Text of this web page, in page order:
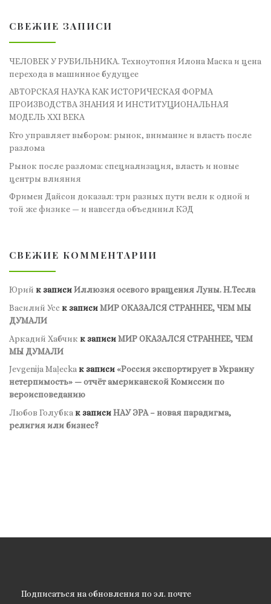
СВЕЖИЕ ЗАПИСИ
ЧЕЛОВЕК У РУБИЛЬНИКА. Техноутопия Илона Маска и цена
перехода в машинное будущее
АВТОРСКАЯ НАУКА КАК ИСТОРИЧЕСКАЯ ФОРМА
ПРОИЗВОДСТВА ЗНАНИЯ И ИНСТИТУЦИОНАЛЬНАЯ
МОДЕЛЬ XXI ВЕКА
Кто управляет выбором: рынок, внимание и власть после
разлома
Рынок после разлома: специализация, власть и новые
центры влияния
Фримен Дайсон доказал: три разных пути вели к одной и
той же физике — и навсегда объединил КЭД
СВЕЖИЕ КОММЕНТАРИИ
Юрий к записиИллюзия осевого вращения Луны. Н.Тесла
Василий Усс к записиМИР ОКАЗАЛСЯ СТРАННЕЕ, ЧЕМ МЫ
ДУМАЛИ
Аркадий Хабчик к записиМИР ОКАЗАЛСЯ СТРАННЕЕ, ЧЕМ
МЫ ДУМАЛИ
Jevgenija Maļeckaк записи«Россия экспортирует в Украину
нетерпимость» — отчёт американской Комиссии по
вероисповеданию
Любов Голубка к записиНАУ ЭРА – новая парадигма,
религия или бизнес?
Подписаться на обновления по эл. почте